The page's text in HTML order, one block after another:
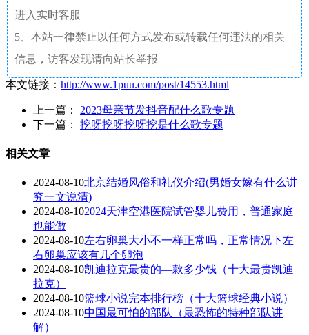
进入实时客服
5、本站一律禁止以任何方式发布或转载任何违法的相关
信息，访客发现请向站长举报
本文链接： http://www.1puu.com/post/14553.html
上一篇： 2023母亲节发抖音配什么歌专题
下一篇： 挖呀挖呀挖呀挖是什么歌专题
相关文章
2024-08-10北京结婚风俗和礼仪介绍(男婚女嫁有什么讲
究一文说清)
2024-08-102024天津空港医院试管婴儿费用，普通家庭
也能做
2024-08-10左右卵巢大小不一样正常吗，正常情况下左
右卵巢应该有几个卵泡
2024-08-10凯迪拉克最贵的—款多少钱（十大最贵凯迪
拉克）
2024-08-10篮球小说完本排行榜（十大篮球经典小说）
2024-08-10中国最可怕的部队（最恐怖的特种部队讲
解）